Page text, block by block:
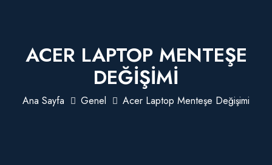
ACER LAPTOP MENTEŞE
DEĞIŞIMI
Ana Sayfa Genel Acer Laptop Menteşe Değişimi